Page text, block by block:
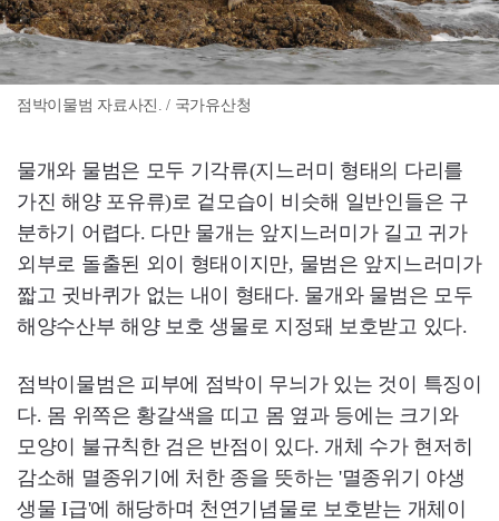
점박이물범 자료사진. / 국가유산청
물개와 물범은 모두 기각류(지느러미 형태의 다리를
가진 해양 포유류)로 겉모습이 비슷해 일반인들은 구
분하기 어렵다. 다만 물개는 앞지느러미가 길고 귀가
외부로 돌출된 외이 형태이지만, 물범은 앞지느러미가
짧고 귓바퀴가 없는 내이 형태다. 물개와 물범은 모두
해양수산부 해양 보호 생물로 지정돼 보호받고 있다.
점박이물범은 피부에 점박이 무늬가 있는 것이 특징이
다. 몸 위쪽은 황갈색을 띠고 몸 옆과 등에는 크기와
모양이 불규칙한 검은 반점이 있다. 개체 수가 현저히
감소해 멸종위기에 처한 종을 뜻하는 '멸종위기 야생
생물 I급'에 해당하며 천연기념물로 보호받는 개체이